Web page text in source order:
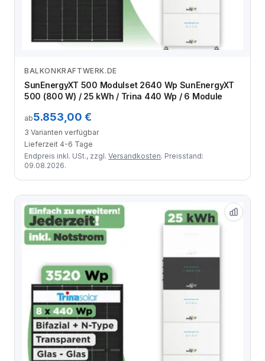
Zum Angebot
BALKONKRAFTWERK.DE
SunEnergyXT 500 Modulset 2640 Wp SunEnergyXT
500 (800 W) / 25 kWh / Trina 440 Wp / 6 Module
ab5.853,00 €
3 Varianten verfügbar
Lieferzeit 4-6 Tage
Endpreis inkl. USt., zzgl. Versandkosten. Preisstand:
09.08.2026.